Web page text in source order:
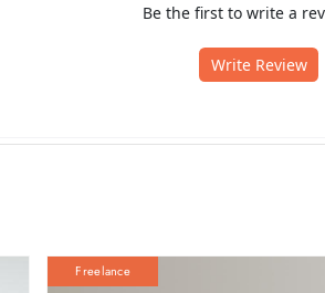
Be the first to write a
Write Review
Freelance